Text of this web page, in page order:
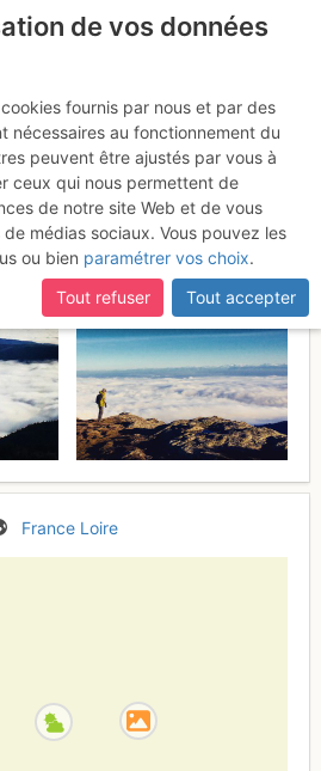
Dents du
décembre 2015
France Loire
de vos données
fournis par nous et par des
nécessaires au fonctionnement du
peuvent être ajustés par vous à
ceux qui nous permettent de
de notre site Web et de vous
médias sociaux. Vous pouvez les
ou bien paramétrer vos choix.
Tout refuser
Tout accepter